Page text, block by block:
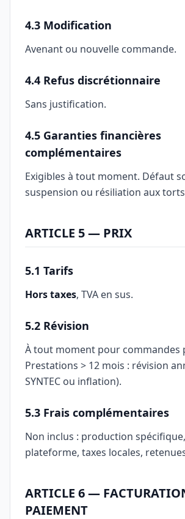
4.3 Modification
Avenant ou nouvelle commande.
4.4 Refus discrétionnaire
Sans justification.
4.5 Garanties financières
complémentaires
Exigibles à tout moment. Défaut
suspension ou résiliation aux
ARTICLE 5 — PRIX
5.1 Tarifs
Hors taxes, TVA en sus.
5.2 Révision
À tout moment pour commandes
Prestations > 12 mois : révision
SYNTEC ou inflation).
5.3 Frais complémentaires
Non inclus : production
plateforme, taxes locales,
ARTICLE 6 —
PAIEMENT